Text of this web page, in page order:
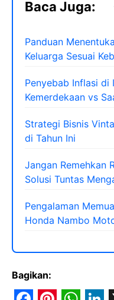
Baca Juga:
Panduan
Keluarga Sesuai
Penyebab Inflasi di
Kemerdekaan vs
Strategi Bisnis
di Tahun Ini
Jangan Remehkan
Solusi Tuntas
Pengalaman
Honda Nambo
Bagikan: